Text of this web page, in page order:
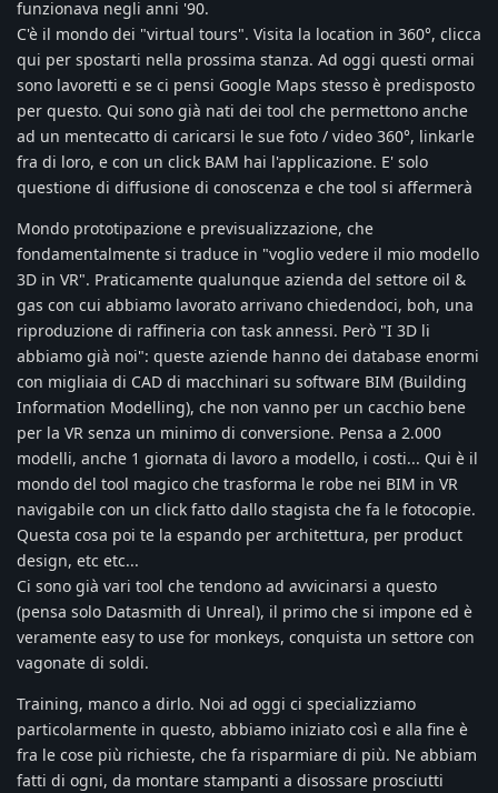
funzionava negli anni '90.
C'è il mondo dei "virtual tours". Visita la location in 360°, clicca
qui per spostarti nella prossima stanza. Ad oggi questi ormai
sono lavoretti e se ci pensi Google Maps stesso è predisposto
per questo. Qui sono già nati dei tool che permettono anche
ad un mentecatto di caricarsi le sue foto / video 360°, linkarle
fra di loro, e con un click BAM hai l'applicazione. E' solo
questione di diffusione di conoscenza e che tool si affermerà
Mondo prototipazione e previsualizzazione, che
fondamentalmente si traduce in "voglio vedere il mio modello
3D in VR". Praticamente qualunque azienda del settore oil &
gas con cui abbiamo lavorato arrivano chiedendoci, boh, una
riproduzione di raffineria con task annessi. Però "I 3D li
abbiamo già noi": queste aziende hanno dei database enormi
con migliaia di CAD di macchinari su software BIM (Building
Information Modelling), che non vanno per un cacchio bene
per la VR senza un minimo di conversione. Pensa a 2.000
modelli, anche 1 giornata di lavoro a modello, i costi... Qui è il
mondo del tool magico che trasforma le robe nei BIM in VR
navigabile con un click fatto dallo stagista che fa le fotocopie.
Questa cosa poi te la espando per architettura, per product
design, etc etc...
Ci sono già vari tool che tendono ad avvicinarsi a questo
(pensa solo Datasmith di Unreal), il primo che si impone ed è
veramente easy to use for monkeys, conquista un settore con
vagonate di soldi.
Training, manco a dirlo. Noi ad oggi ci specializziamo
particolarmente in questo, abbiamo iniziato così e alla fine è
fra le cose più richieste, che fa risparmiare di più. Ne abbiam
fatti di ogni, da montare stampanti a disossare prosciutti